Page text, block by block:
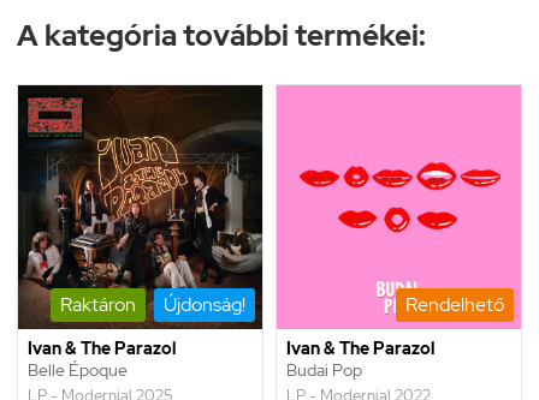
A kategória további termékei:
Raktáron Újdonság!
Ivan & The Parazol
Belle Époque
LP - Modernial 2025
Rendelhető
Ivan & The Parazol
Budai Pop
LP - Modernial 2022